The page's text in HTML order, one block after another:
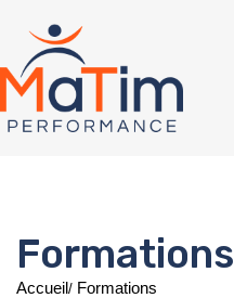
Formations
Accueil Formations